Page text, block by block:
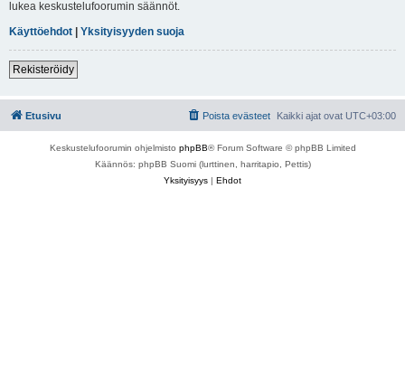
lukea keskustelufoorumin säännöt.
Käyttöehdot | Yksityisyyden suoja
Rekisteröidy
Etusivu Kaikki ajat ovat UTC+03:00
Poista evästeet
Keskustelufoorumin ohjelmisto phpBB® Forum Software © phpBB Limited
Käännös: phpBB Suomi (lurttinen, harritapio, Pettis)
Yksityisyys | Ehdot